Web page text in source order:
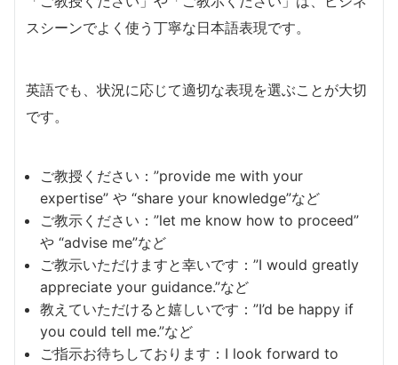
スシーンでよく使う丁寧な日本語表現です。
英語でも、状況に応じて適切な表現を選ぶことが大切
です。
ご教授ください：”provide me with your
expertise” や “share your knowledge”など
ご教示ください：”let me know how to proceed”
や “advise me”など
ご教示いただけますと幸いです：”I would greatly
appreciate your guidance.”など
教えていただけると嬉しいです：”I’d be happy if
you could tell me.”など
ご指示お待ちしております：I look forward to